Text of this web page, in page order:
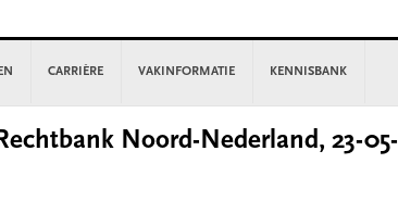
CARRIÈRE VAKINFORMATIE KENNISBANK
Noord-Nederland, 23-05-